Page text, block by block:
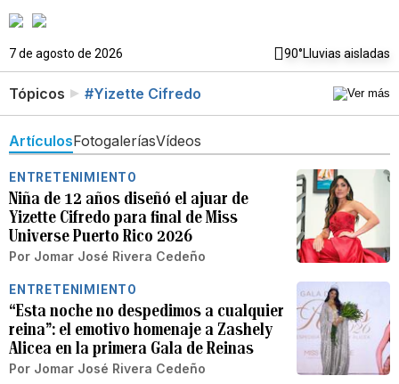
7 de agosto de 2026 90°Lluvias aisladas
Tópicos #Yizette Cifredo
ArtículosFotogaleríasVídeos
ENTRETENIMIENTO
Niña de 12 años diseñó el ajuar de
Yizette Cifredo para final de Miss
Universe Puerto Rico 2026
Por Jomar José Rivera Cedeño
ENTRETENIMIENTO
“Esta noche no despedimos a cualquier
reina”: el emotivo homenaje a Zashely
Alicea en la primera Gala de Reinas
Por Jomar José Rivera Cedeño